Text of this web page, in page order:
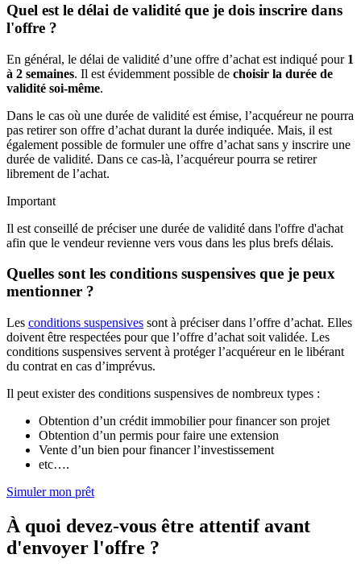
Quel est le délai de validité que je dois inscrire dans
l'offre ?
En général, le délai de validité d’une offre d’achat est indiqué pour 1
à 2 semaines. Il est évidemment possible de choisir la durée de
validité soi-même.
Dans le cas où une durée de validité est émise, l’acquéreur ne pourra
pas retirer son offre d’achat durant la durée indiquée. Mais, il est
également possible de formuler une offre d’achat sans y inscrire une
durée de validité. Dans ce cas-là, l’acquéreur pourra se retirer
librement de l’achat.
Important
Il est conseillé de préciser une durée de validité dans l'offre d'achat
afin que le vendeur revienne vers vous dans les plus brefs délais.
Quelles sont les conditions suspensives que je peux
mentionner ?
Les conditions suspensives sont à préciser dans l’offre d’achat. Elles
doivent être respectées pour que l’offre d’achat soit validée. Les
conditions suspensives servent à protéger l’acquéreur en le libérant
du contrat en cas d’imprévus.
Il peut exister des conditions suspensives de nombreux types :
Obtention d’un crédit immobilier pour financer son projet
Obtention d’un permis pour faire une extension
Vente d’un bien pour financer l’investissement
etc….
Simuler mon prêt
À quoi devez-vous être attentif avant
d'envoyer l'offre ?